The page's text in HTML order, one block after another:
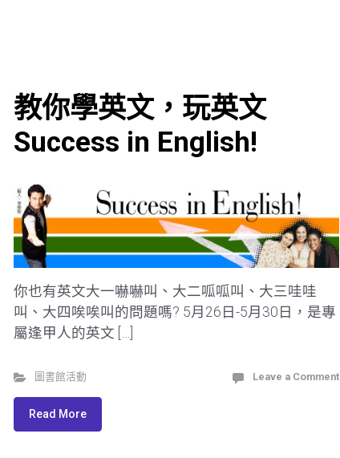
教你學英文，玩英文
Success in English!
你也有英文大一嚇嚇叫、大二呱呱叫、大三哇哇
叫、大四唉唉叫的問題嗎? 5月26日-5月30日，是專
屬逢甲人的英文 […]
圖書館活動 Leave a Comment
Read More